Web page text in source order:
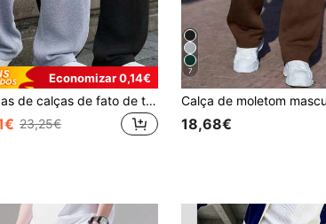
Economizar 0,14€
2 peças de calças de fato de treino casuais desportivas para homem, corte reto largo, excelente caimento, adequadas para ocasiões interiores e exteriores, para oferecer ao namorado e ao pai, em 100% poliéster com cintura com cordão, estilo athleisure
23,25€
7
18,68€